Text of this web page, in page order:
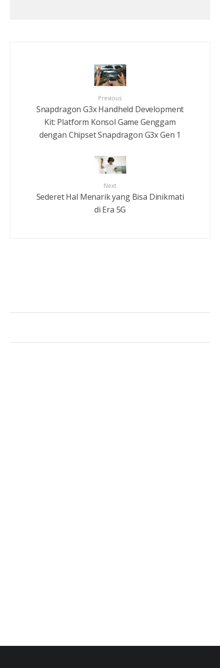
Previous
Snapdragon G3x Handheld Development
Kit: Platform Konsol Game Genggam
dengan Chipset Snapdragon G3x Gen 1
Next
Sederet Hal Menarik yang Bisa Dinikmati
di Era 5G